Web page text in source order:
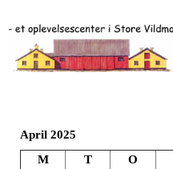
April 2025
M
T O